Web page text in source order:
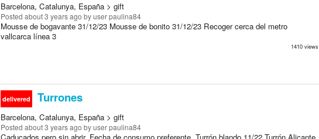
Barcelona, Catalunya, España > gift
Posted about 3 years ago by user paulina84
Mousse de bogavante 31/12/23 Mousse de bonito 31/12/23 Recoger cerca del metro
vallcarca línea 3
1410 views
delivered Turrones
Barcelona, Catalunya, España > gift
Posted about 3 years ago by user paulina84